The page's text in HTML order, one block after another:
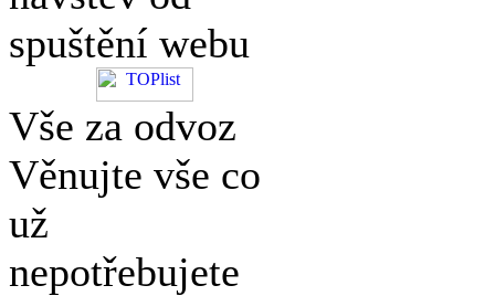
spuštění webu
Vše za odvoz
Věnujte vše co
už
nepotřebujete